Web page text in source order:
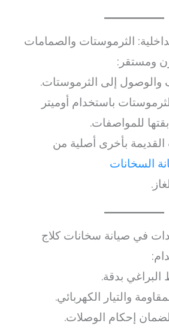
الثرموستات والصمامات
ومستقر:
والوصول إلى الثرموستات.
باستخدام أوميتر
للمواصفات.
القديمة بأخرى أصلية من
السخانات
في صيانة سخانات كلاج
بدقة.
والتيار الكهربائي.
إحكام الوصلات.